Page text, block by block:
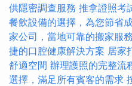
供隱密調查服務 推拿證照考
餐飲設備的選擇，為您節省
家公司，當地可靠的搬家服
捷的口腔健康解決方案 居家
舒適空間 辦理護照的完整流
選擇，滿足所有賓客的需求